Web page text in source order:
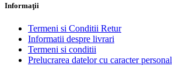
Informaţii
Termeni si Conditii Retur
Informatii despre livrari
Termeni si conditii
Prelucrarea datelor cu caracter personal